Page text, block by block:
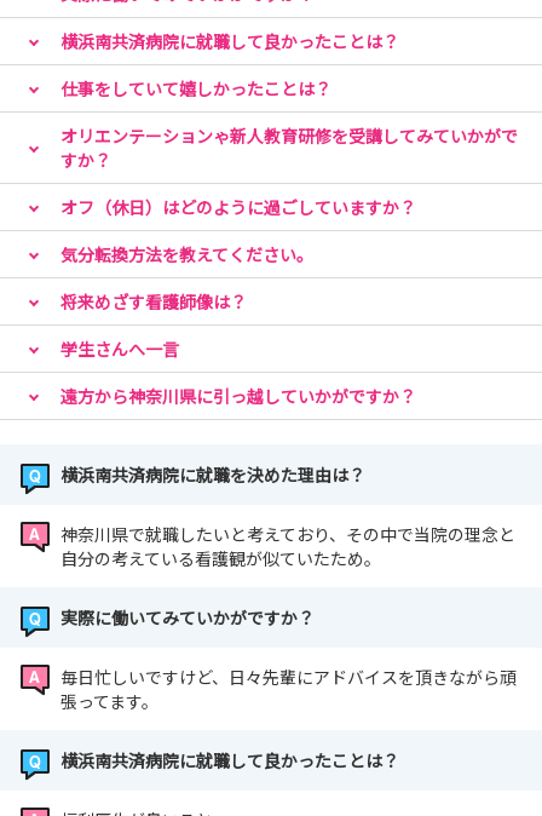
横浜南共済病院に就職して良かったことは？
仕事をしていて嬉しかったことは？
オリエンテーションゃ新人教育研修を受講してみていかがで
すか？
オフ（休日）はどのように過ごしていますか？
気分転換方法を教えてください。
将来めざす看護師像は？
学生さんへ一言
遠方から神奈川県に引っ越していかがですか？
横浜南共済病院に就職を決めた理由は？
神奈川県で就職したいと考えており、その中で当院の理念と
自分の考えている看護観が似ていたため。
実際に働いてみていかがですか？
毎日忙しいですけど、日々先輩にアドバイスを頂きながら頑
張ってます。
横浜南共済病院に就職して良かったことは？